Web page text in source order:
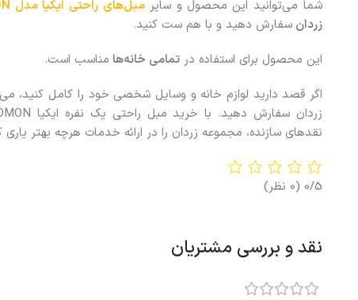
شما می‌توانید این محصول و سایر مبل‌های راحتی ایکیا مدل STRANDMON
زردان سفارش دهید و با هم ست کنید.
این محصول برای استفاده در تمامی خانه‌ها مناسب است.
اگر قصد دارید لوازم خانه و وسایل شخصی خود را کامل کنید،
نقدهای سازنده، مجموعه زردان را در ارائه خدمات هرچه بهتر ياری
0/5 (0 نظر)
نقد و بررسی مشتریان